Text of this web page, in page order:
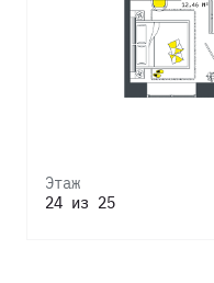
Этаж
24 из 25